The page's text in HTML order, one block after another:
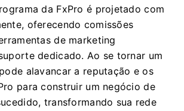
da FxPro é projetado com
oferecendo comissões
de marketing
dedicado. Ao se tornar um
alavancar a reputação e os
para construir um negócio de
transformando sua rede